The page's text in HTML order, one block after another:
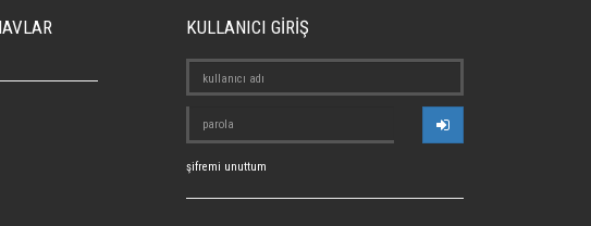
KULLANICI GİRİŞ
şifremi unuttum